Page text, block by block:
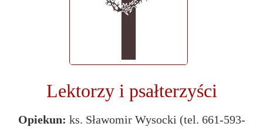
Lektorzy i psałterzyści
Opiekun: ks. Sławomir Wysocki (tel. 661-593-